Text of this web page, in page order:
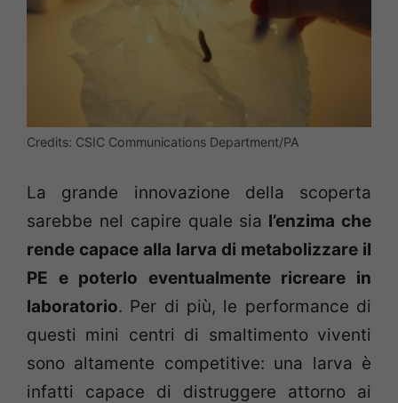
Credits: CSIC Communications Department/PA
La grande innovazione della scoperta
sarebbe nel capire quale sia l’enzima che
rende capace alla larva di metabolizzare il
PE e poterlo eventualmente ricreare in
laboratorio. Per di più, le performance di
questi mini centri di smaltimento viventi
sono altamente competitive: una larva è
infatti capace di distruggere attorno ai